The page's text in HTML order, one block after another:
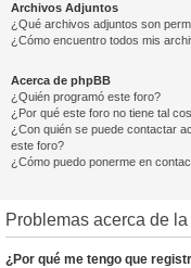
Archivos Adjuntos
¿Qué archivos adjuntos son
¿Cómo encuentro todos mis
Acerca de phpBB
¿Quién programó este foro?
¿Por qué este foro no tiene tal
¿Con quién se puede contactar
este foro?
¿Cómo puedo ponerme en
Problemas acerca de
¿Por qué me tengo que